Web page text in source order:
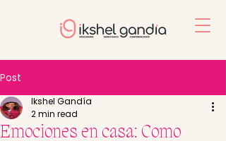
Post
Emociones en casa: Como
Ikshel Gandía
2 min read